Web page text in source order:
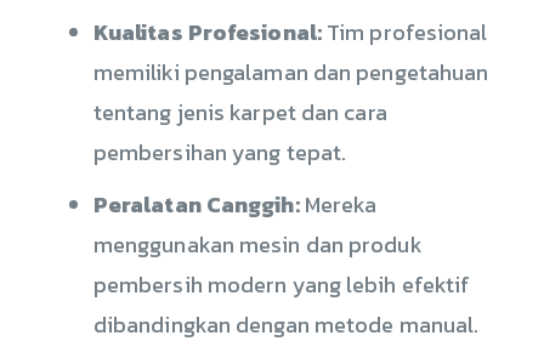
Kualitas Profesional:Tim profesional
memiliki pengalaman dan pengetahuan
tentang jenis karpet dan cara
pembersihan yang tepat.
Peralatan Canggih:Mereka
menggunakan mesin dan produk
pembersih modern yang lebih efektif
dibandingkan dengan metode manual.